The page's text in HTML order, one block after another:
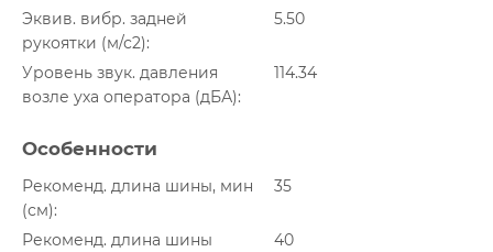
Эквив. вибр. задней
рукоятки (м/с2)
5.50
Уровень звук. давления
возле уха оператора (дБА)
114.34
Особенности
Рекоменд. длина шины, мин
(см)
35
Рекоменд. длина шины
40